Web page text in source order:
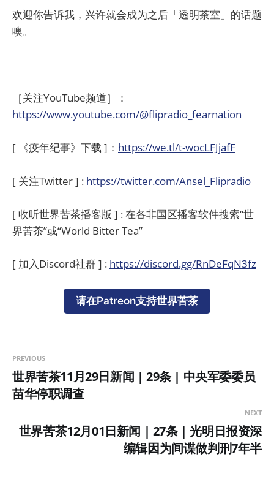
欢迎你告诉我，兴许就会成为之后「透明茶室」的话题
噢。
［关注YouTube频道］：
https://www.youtube.com/@flipradio_fearnation
[ 《疫年纪事》下载 ]： https://we.tl/t-wocLFJjafF
[ 关注Twitter ] : https://twitter.com/Ansel_Flipradio
[ 收听世界苦茶播客版 ] : 在各非国区播客软件搜索“世
界苦茶”或“World Bitter Tea”
[ 加入Discord社群 ] : https://discord.gg/RnDeFqN3fz
请在Patreon支持世界苦茶
PREVIOUS
世界苦茶11月29日新闻 | 29条 | 中央军委委员
苗华停职调查
NEXT
世界苦茶12月01日新闻 | 27条 | 光明日报资深
编辑因为间谍做判刑7年半